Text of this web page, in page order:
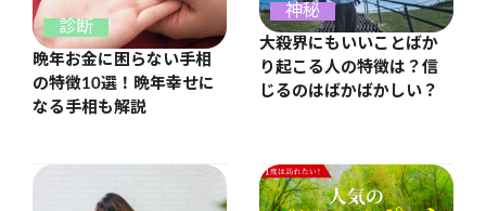
診断
晩年お金に困らない手相
の特徴10選！晩年幸せに
なる手相も解説
神秘
大殺界にもいいことばか
り起こる人の特徴は？信
じるのはばかばかしい？